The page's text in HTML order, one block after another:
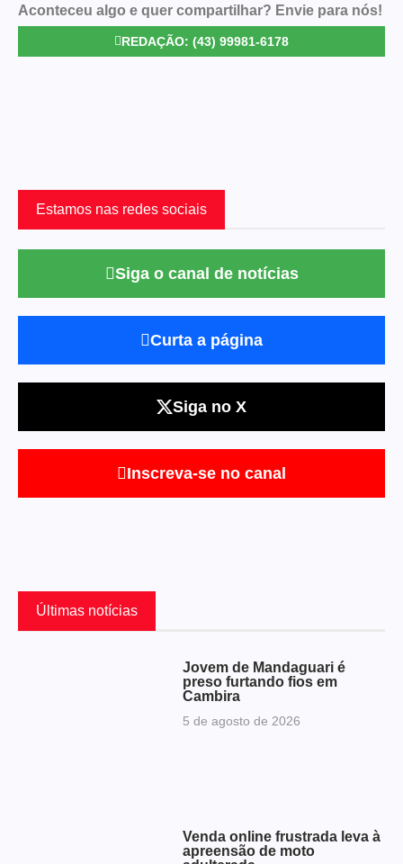
Aconteceu algo e quer compartilhar? Envie para nós!
REDAÇÃO: (43) 99981-6178
Estamos nas redes sociais
Siga o canal de notícias
Curta a página
Siga no X
Inscreva-se no canal
Últimas notícias
Jovem de Mandaguari é
preso furtando fios em
Cambira
5 de agosto de 2026
Venda online frustrada leva à
apreensão de moto